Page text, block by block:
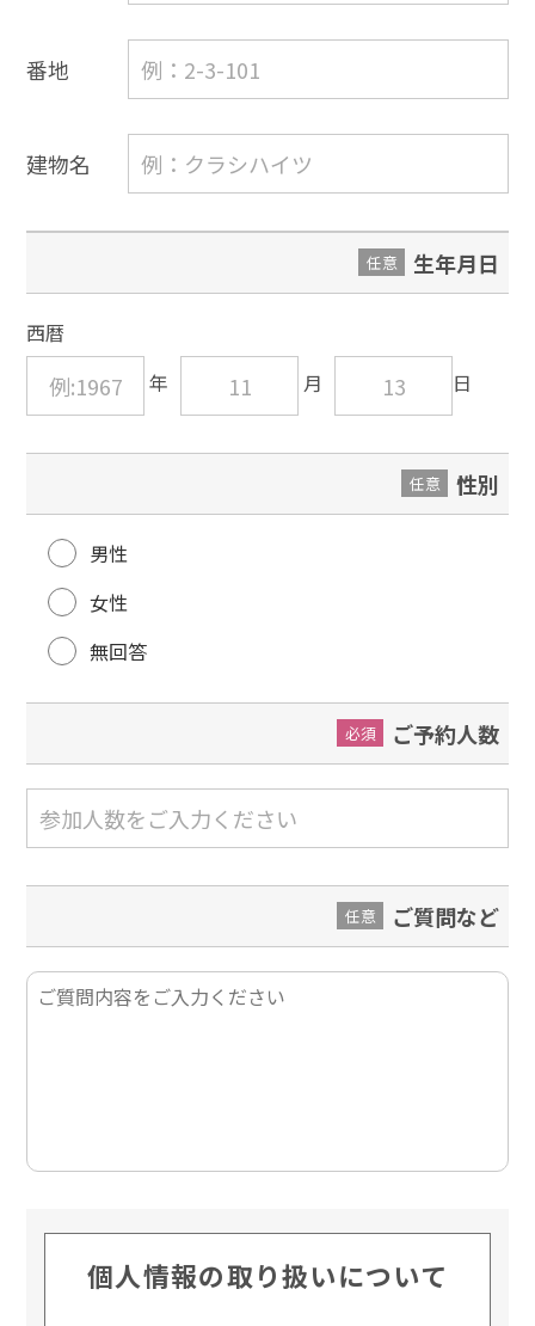
番地
建物名
生年月日
任意
西暦
性別
任意
男性
女性
無回答
ご予約人数
必須
ご質問など
任意
個人情報の取り扱いについて